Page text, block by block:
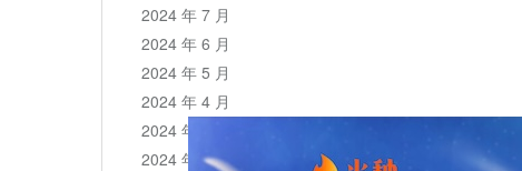
2024 年 7 月
2024 年 6 月
2024 年 5 月
2024 年 4 月
2024 年 3 月
2024 年 2 月